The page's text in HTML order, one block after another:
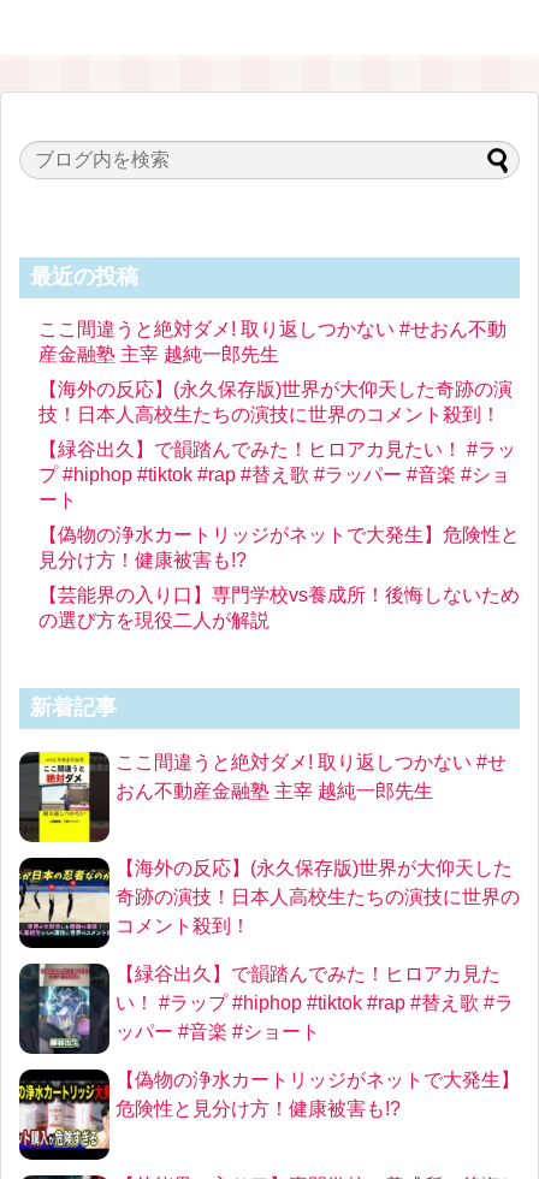
最近の投稿
ここ間違うと絶対ダメ! 取り返しつかない #せおん不動
産金融塾 主宰 越純一郎先生
【海外の反応】(永久保存版)世界が大仰天した奇跡の演
技！日本人高校生たちの演技に世界のコメント殺到！
【緑谷出久】で韻踏んでみた！ヒロアカ見たい！ #ラッ
プ #hiphop #tiktok #rap #替え歌 #ラッパー #音楽 #ショ
ート
【偽物の浄水カートリッジがネットで大発生】危険性と
見分け方！健康被害も!?
【芸能界の入り口】専門学校vs養成所！後悔しないため
の選び方を現役二人が解説
新着記事
ここ間違うと絶対ダメ! 取り返しつかない #せ
おん不動産金融塾 主宰 越純一郎先生
【海外の反応】(永久保存版)世界が大仰天した
奇跡の演技！日本人高校生たちの演技に世界の
コメント殺到！
【緑谷出久】で韻踏んでみた！ヒロアカ見た
い！ #ラップ #hiphop #tiktok #rap #替え歌 #ラ
ッパー #音楽 #ショート
【偽物の浄水カートリッジがネットで大発生】
危険性と見分け方！健康被害も!?